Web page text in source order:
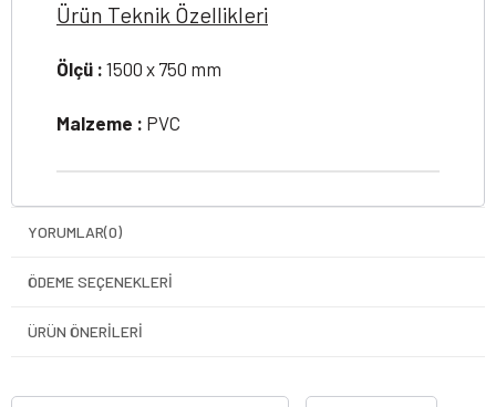
Ürün Teknik Özellikleri
Ölçü : 1500 x 750 mm
Malzeme : PVC
YORUMLAR(0)
ÖDEME SEÇENEKLERI
ÜRÜN ÖNERILERI